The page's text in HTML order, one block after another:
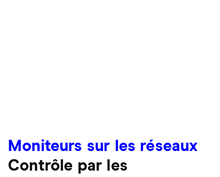
Moniteurs sur les réseaux
Contrôle par les